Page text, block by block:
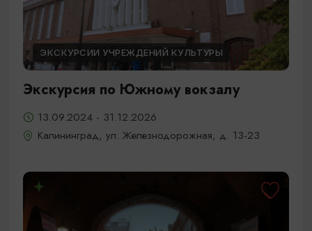
ЭКСКУРСИИ УЧРЕЖДЕНИЙ КУЛЬТУРЫ
Экскурсия по Южному вокзалу
13.09.2024 - 31.12.2026
Калининград, ул. Железнодорожная, д. 13-23